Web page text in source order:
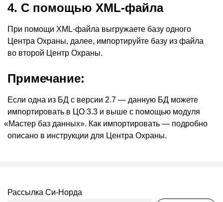
4. С помощью XML-файла
При помощи XML-файла выгружаете базу одного
Центра Охраны, далее, импортируйте базу из файла
во второй Центр Охраны.
Примечание:
Если одна из БД с версии 2.7 — данную БД можете
импортировать в ЦО 3.3 и выше с помощью модуля
«Мастер баз данных». Как импортировать — подробно
описано в инструкции для Центра Охраны.
Рассылка Си-Норда